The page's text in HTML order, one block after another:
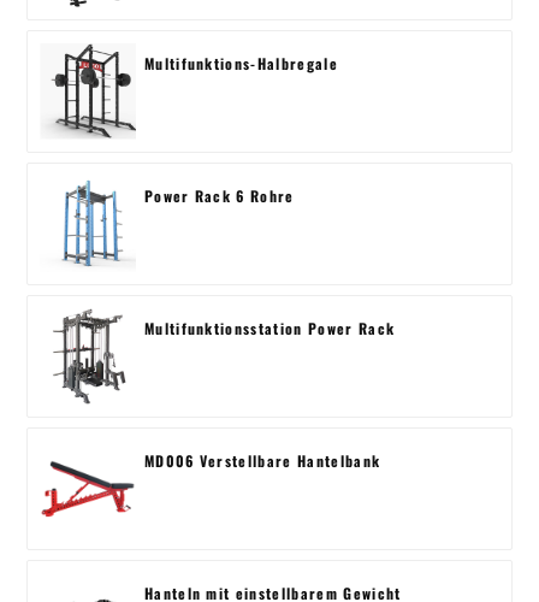
Multifunktions-Halbregale
Power Rack 6 Rohre
Multifunktionsstation Power Rack
MD006 Verstellbare Hantelbank
Hanteln mit einstellbarem Gewicht